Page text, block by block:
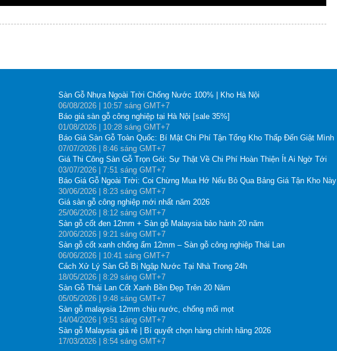
Sàn Gỗ Nhựa Ngoài Trời Chống Nước 100% | Kho Hà Nội
06/08/2026 | 10:57 sáng GMT+7
Báo giá sàn gỗ công nghiệp tại Hà Nội [sale 35%]
01/08/2026 | 10:28 sáng GMT+7
Báo Giá Sàn Gỗ Toàn Quốc: Bí Mật Chi Phí Tận Tổng Kho Thấp Đến Giật Mình
07/07/2026 | 8:46 sáng GMT+7
Giá Thi Công Sàn Gỗ Trọn Gói: Sự Thật Về Chi Phí Hoàn Thiện Ít Ai Ngờ Tới
03/07/2026 | 7:51 sáng GMT+7
Báo Giá Gỗ Ngoài Trời: Coi Chừng Mua Hớ Nếu Bỏ Qua Bảng Giá Tận Kho Này
30/06/2026 | 8:23 sáng GMT+7
Giá sàn gỗ công nghiệp mới nhất năm 2026
25/06/2026 | 8:12 sáng GMT+7
Sàn gỗ cốt đen 12mm + Sàn gỗ Malaysia bảo hành 20 năm
20/06/2026 | 9:21 sáng GMT+7
Sàn gỗ cốt xanh chống ẩm 12mm – Sàn gỗ công nghiệp Thái Lan
06/06/2026 | 10:41 sáng GMT+7
Cách Xử Lý Sàn Gỗ Bị Ngập Nước Tại Nhà Trong 24h
18/05/2026 | 8:29 sáng GMT+7
Sàn Gỗ Thái Lan Cốt Xanh Bền Đẹp Trên 20 Năm
05/05/2026 | 9:48 sáng GMT+7
Sàn gỗ malaysia 12mm chịu nước, chống mối mọt
14/04/2026 | 9:51 sáng GMT+7
Sàn gỗ Malaysia giá rẻ | Bí quyết chọn hàng chính hãng 2026
17/03/2026 | 8:54 sáng GMT+7